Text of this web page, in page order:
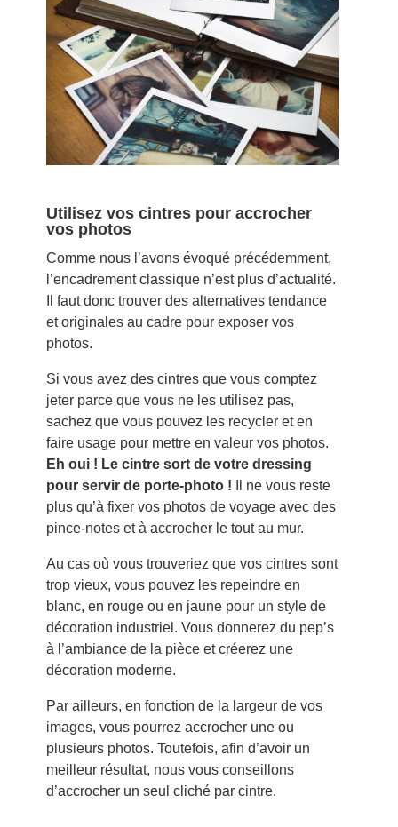
Utilisez vos cintres pour accrocher
vos photos
Comme nous l’avons évoqué précédemment,
l’encadrement classique n’est plus d’actualité.
Il faut donc trouver des alternatives tendance
et originales au cadre pour exposer vos
photos.
Si vous avez des cintres que vous comptez
jeter parce que vous ne les utilisez pas,
sachez que vous pouvez les recycler et en
faire usage pour mettre en valeur vos photos.
Eh oui ! Le cintre sort de votre dressing
pour servir de porte-photo ! Il ne vous reste
plus qu’à fixer vos photos de voyage avec des
pince-notes et à accrocher le tout au mur.
Au cas où vous trouveriez que vos cintres sont
trop vieux, vous pouvez les repeindre en
blanc, en rouge ou en jaune pour un style de
décoration industriel. Vous donnerez du pep’s
à l’ambiance de la pièce et créerez une
décoration moderne.
Par ailleurs, en fonction de la largeur de vos
images, vous pourrez accrocher une ou
plusieurs photos. Toutefois, afin d’avoir un
meilleur résultat, nous vous conseillons
d’accrocher un seul cliché par cintre.